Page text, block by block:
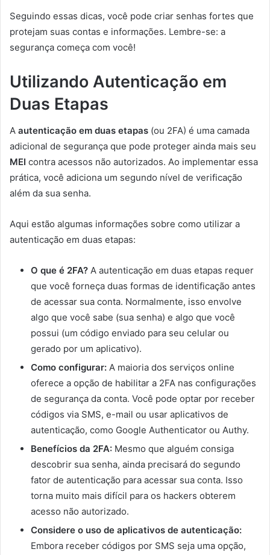
Seguindo essas dicas, você pode criar senhas fortes que
protejam suas contas e informações. Lembre-se: a
segurança começa com você!
Utilizando Autenticação em
Duas Etapas
A autenticação em duas etapas (ou 2FA) é uma camada
adicional de segurança que pode proteger ainda mais seu
MEI contra acessos não autorizados. Ao implementar essa
prática, você adiciona um segundo nível de verificação
além da sua senha.
Aqui estão algumas informações sobre como utilizar a
autenticação em duas etapas:
O que é 2FA? A autenticação em duas etapas requer
que você forneça duas formas de identificação antes
de acessar sua conta. Normalmente, isso envolve
algo que você sabe (sua senha) e algo que você
possui (um código enviado para seu celular ou
gerado por um aplicativo).
Como configurar: A maioria dos serviços online
oferece a opção de habilitar a 2FA nas configurações
de segurança da conta. Você pode optar por receber
códigos via SMS, e-mail ou usar aplicativos de
autenticação, como Google Authenticator ou Authy.
Benefícios da 2FA: Mesmo que alguém consiga
descobrir sua senha, ainda precisará do segundo
fator de autenticação para acessar sua conta. Isso
torna muito mais difícil para os hackers obterem
acesso não autorizado.
Considere o uso de aplicativos de autenticação:
Embora receber códigos por SMS seja uma opção,